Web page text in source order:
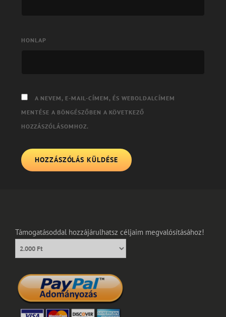
HONLAP
A NEVEM, E-MAIL-CÍMEM, ÉS WEBOLDALCÍMEM
MENTÉSE A BÖNGÉSZŐBEN A KÖVETKEZŐ
HOZZÁSZÓLÁSOMHOZ.
Támogatásoddal hozzájárulhatsz céljaim megvalósításához!